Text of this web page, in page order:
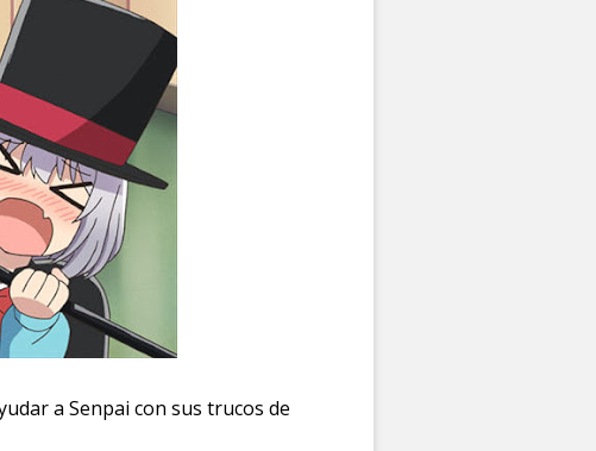
a Senpai con sus trucos de